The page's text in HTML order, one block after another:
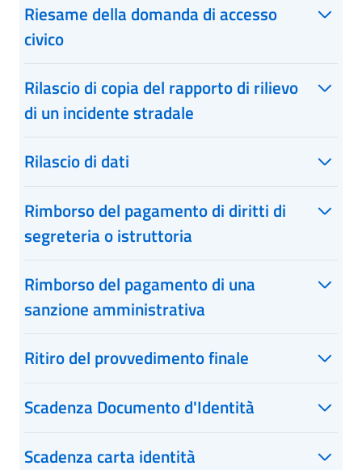
Riesame della domanda di accesso
civico
Rilascio di copia del rapporto di rilievo
di un incidente stradale
Rilascio di dati
Rimborso del pagamento di diritti di
segreteria o istruttoria
Rimborso del pagamento di una
sanzione amministrativa
Ritiro del provvedimento finale
Scadenza Documento d'Identità
Scadenza carta identità